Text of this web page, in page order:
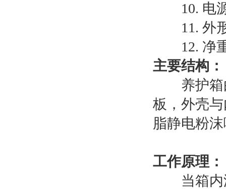
10. 电
11. 外
12.
主要结构：
养护箱由
板，外壳
脂静电粉
工作原理：
当箱内温